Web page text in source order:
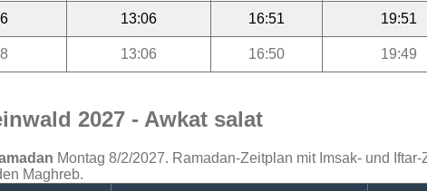
13:06 16:51 19:51
13:06 16:50 19:49
2027 - Awkat salat
Montag 8/2/2027. Ramadan-Zeitplan mit Imsak- und
Maghreb.